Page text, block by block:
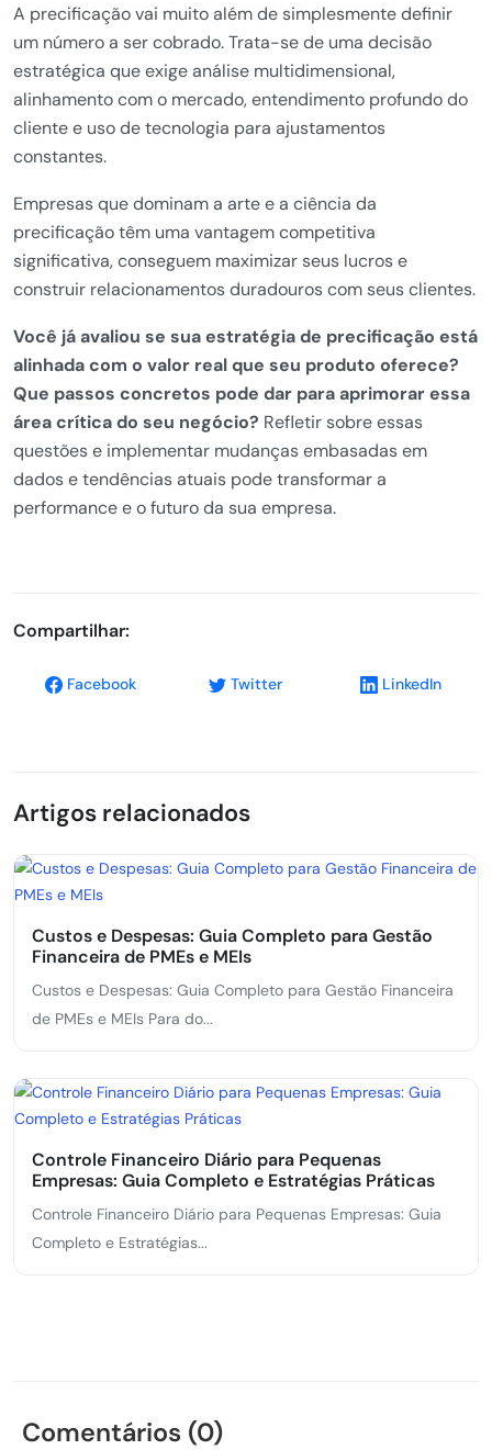
A precificação vai muito além de simplesmente definir
um número a ser cobrado. Trata-se de uma decisão
estratégica que exige análise multidimensional,
alinhamento com o mercado, entendimento profundo do
cliente e uso de tecnologia para ajustamentos
constantes.
Empresas que dominam a arte e a ciência da
precificação têm uma vantagem competitiva
significativa, conseguem maximizar seus lucros e
construir relacionamentos duradouros com seus clientes.
Você já avaliou se sua estratégia de precificação está
alinhada com o valor real que seu produto oferece?
Que passos concretos pode dar para aprimorar essa
área crítica do seu negócio? Refletir sobre essas
questões e implementar mudanças embasadas em
dados e tendências atuais pode transformar a
performance e o futuro da sua empresa.
Compartilhar:
Facebook Twitter LinkedIn
Artigos relacionados
Custos e Despesas: Guia Completo para Gestão
Financeira de PMEs e MEIs
Custos e Despesas: Guia Completo para Gestão Financeira
de PMEs e MEIs Para do...
Controle Financeiro Diário para Pequenas
Empresas: Guia Completo e Estratégias Práticas
Controle Financeiro Diário para Pequenas Empresas: Guia
Completo e Estratégias...
Comentários (0)